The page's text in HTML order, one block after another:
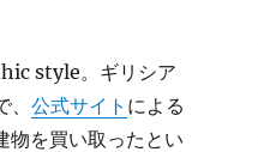
style。ギリシア
公式サイト による
を買い取ったとい